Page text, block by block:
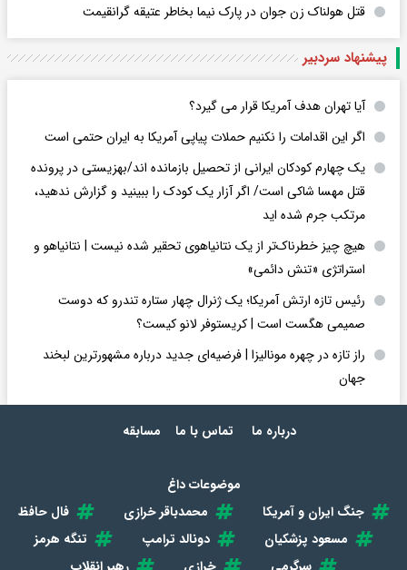
قتل هولناک زن جوان در پارک نیما بخاطر عتیقه گرانقیمت
پیشنهاد سردبیر
آیا تهران هدف آمریکا قرار می گیرد؟
اگر این اقدامات را نکنیم حملات پیاپی آمریکا به ایران حتمی است
یک چهارم کودکان ایرانی از تحصیل بازمانده اند/بهزیستی در پرونده
قتل مهسا شاکی است/ اگر آزار یک کودک را ببینید و گزارش ندهید،
مرتکب جرم شده اید
هیچ چیز خطرناک‌تر از یک نتانیاهوی تحقیر شده نیست | نتانیاهو و
استراتژی «تنش دائمی»
رئیس تازه ارتش آمریکا؛ یک ژنرال چهار ستاره تندرو که دوست
صمیمی هگست است | کریستوفر لانو کیست؟
راز تازه در چهره مونالیزا | فرضیه‌ای جدید درباره مشهورترین لبخند
جهان
درباره ما تماس با ما مسابقه
موضوعات داغ
جنگ ایران و آمریکا
محمدباقر خرازی
فال حافظ
مسعود پزشکیان
دونالد ترامپ
تنگه هرمز